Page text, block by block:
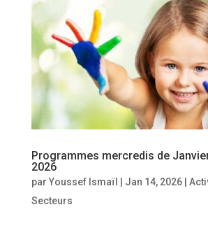
Programmes mercredis de
2026
par Youssef Ismaïl Jan 14, 2026|
Secteurs